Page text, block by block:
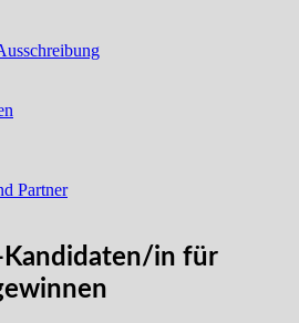
Partner
in für